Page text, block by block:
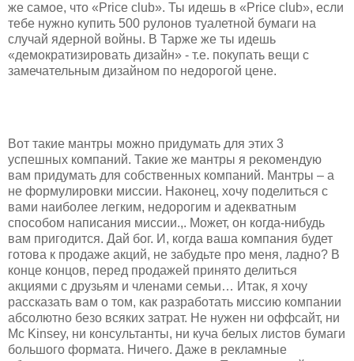
же самое, что «Price club». Ты идешь в «Price club», если
тебе нужно купить 500 рулонов туалетной бумаги на
случай ядерной войны. В Тарже же ты идешь
«демократизировать дизайн» - т.е. покупать вещи с
замечательным дизайном по недорогой цене.
Вот такие мантры можно придумать для этих 3
успешных компаний. Такие же мантры я рекомендую
вам придумать для собственных компаний. Мантры – а
не формулировки миссии. Наконец, хочу поделиться с
вами наиболее легким, недорогим и адекватным
способом написания миссии.,. Может, он когда-нибудь
вам пригодится. Дай бог. И, когда ваша компания будет
готова к продаже акций, не забудьте про меня, ладно? В
конце концов, перед продажей принято делиться
акциями с друзьям и членами семьи… Итак, я хочу
рассказать вам о том, как разработать миссию компании
абсолютно безо всяких затрат. Не нужен ни оффсайт, ни
Mc Kinsey, ни консультанты, ни куча белых листов бумаги
большого формата. Ничего. Даже в рекламные